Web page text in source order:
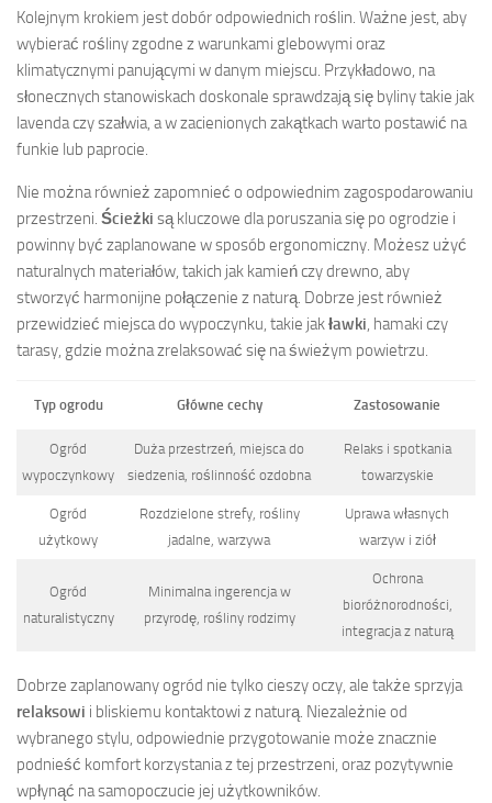
Kolejnym krokiem jest dobór odpowiednich roślin. Ważne jest, aby
wybierać rośliny zgodne z warunkami glebowymi oraz
klimatycznymi panującymi w danym miejscu. Przykładowo, na
słonecznych stanowiskach doskonale sprawdzają się byliny takie jak
lavenda czy szałwia, a w zacienionych zakątkach warto postawić na
funkie lub paprocie.
Nie można również zapomnieć o odpowiednim zagospodarowaniu
przestrzeni. Ścieżki są kluczowe dla poruszania się po ogrodzie i
powinny być zaplanowane w sposób ergonomiczny. Możesz użyć
naturalnych materiałów, takich jak kamień czy drewno, aby
stworzyć harmonijne połączenie z naturą. Dobrze jest również
przewidzieć miejsca do wypoczynku, takie jakławki , hamaki czy
tarasy, gdzie można zrelaksować się na świeżym powietrzu.
Typ ogrodu Główne cechy Zastosowanie
Ogród
wypoczynkowy
Duża przestrzeń, miejsca do
siedzenia, roślinność ozdobna
Relaks i spotkania
towarzyskie
Ogród
użytkowy
Rozdzielone strefy, rośliny
jadalne, warzywa
Uprawa własnych
warzyw i ziół
Ogród
naturalistyczny
Minimalna ingerencja w
przyrodę, rośliny rodzimy
Ochrona
bioróżnorodności,
integracja z naturą
Dobrze zaplanowany ogród nie tylko cieszy oczy, ale także sprzyja
relaksowi i bliskiemu kontaktowi z naturą. Niezależnie od
wybranego stylu, odpowiednie przygotowanie może znacznie
podnieść komfort korzystania z tej przestrzeni, oraz pozytywnie
wpłynąć na samopoczucie jej użytkowników.